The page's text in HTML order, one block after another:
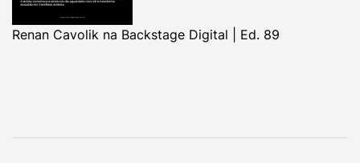
Renan Cavolik na Backstage Digital | Ed. 89